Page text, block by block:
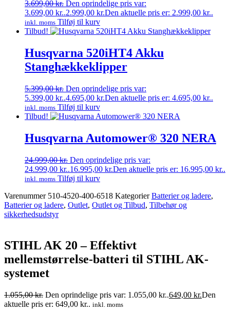
3.699,00kr. Den oprindelige pris var:
3.699,00 kr..2.999,00 kr.Den aktuelle pris er: 2.999,00 kr..
inkl. moms Tilføj til kurv
Tilbud!
Husqvarna 520iHT4 Akku
Stanghækkeklipper
5.399,00kr. Den oprindelige pris var:
5.399,00 kr..4.695,00 kr.Den aktuelle pris er: 4.695,00 kr..
inkl. moms Tilføj til kurv
Tilbud!
Husqvarna Automower® 320 NERA
24.999,00kr. Den oprindelige pris var:
24.999,00 kr..16.995,00 kr.Den aktuelle pris er: 16.995,00 kr..
inkl. moms Tilføj til kurv
Varenummer 510-4520-400-6518 Kategorier Batterier og ladere,
Batterier og ladere, Outlet, Outlet og Tilbud, Tilbehør og
sikkerhedsudstyr
STIHL AK 20 – Effektivt
mellemstørrelse-batteri til STIHL AK-
systemet
1.055,00kr. Den oprindelige pris var: 1.055,00 kr..649,00 kr.Den
aktuelle pris er: 649,00 kr.. inkl. moms